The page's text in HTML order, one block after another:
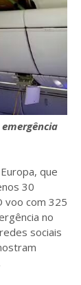
que
30
voo com 325
no
sociais